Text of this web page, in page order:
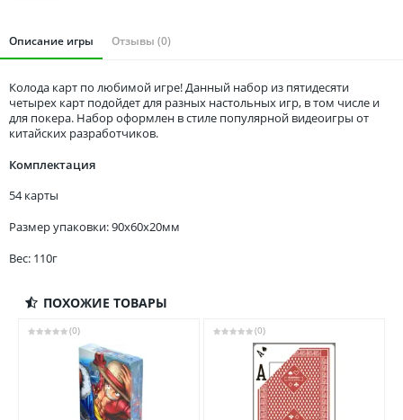
Описание игры Отзывы (0)
Колода карт по любимой игре! Данный набор из пятидесяти
четырех карт подойдет для разных настольных игр, в том числе и
для покера. Набор оформлен в стиле популярной видеоигры от
китайских разработчиков.
Комплектация
54 карты
Размер упаковки: 90x60x20мм
Вес: 110г
ПОХОЖИЕ ТОВАРЫ
(0) (0)